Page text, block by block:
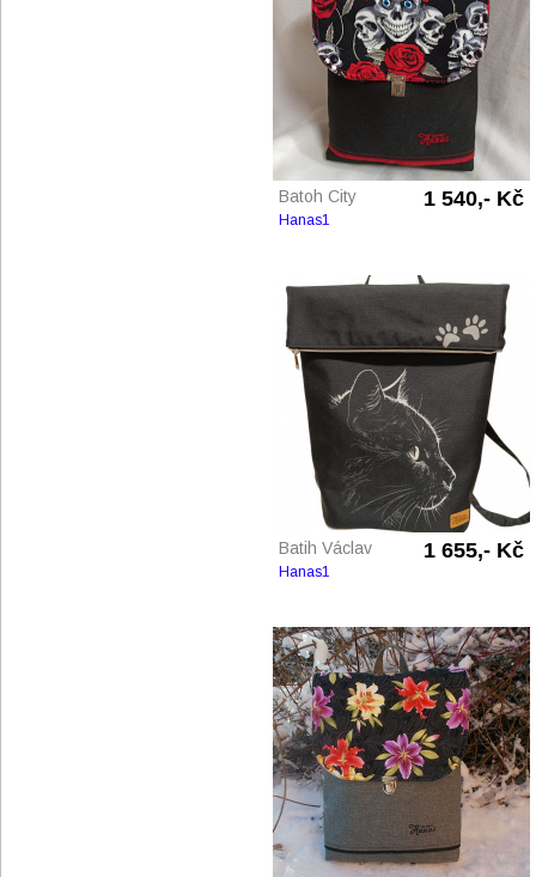
Batoh City 1 540,- Kč
Hanas1
Batih Václav 1 655,- Kč
Hanas1